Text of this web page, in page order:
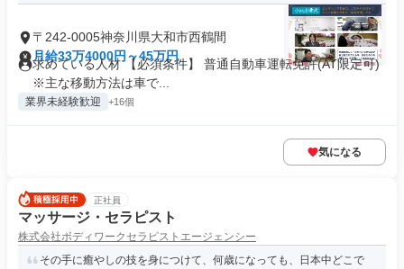
〒242-0005神奈川県大和市西鶴間
月給33万4000円～45万円
求めている人材 【必須条件】 普通自動車運転免許(AT限定可)
※主な移動方法は車で...
業界未経験歓迎 +16個
気になる
正社員
マッサージ・セラピスト
株式会社ボディワークセラピストエージェンシー
その手に癒やしの技を身につけて、何歳になっても、日本中どこで